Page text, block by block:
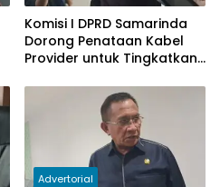
Komisi I DPRD Samarinda
Dorong Penataan Kabel
Provider untuk Tingkatkan
Advertorial